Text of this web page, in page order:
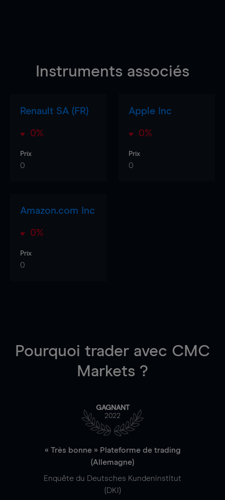
Instruments associés
Renault SA (FR)
0%
Prix
0
Apple Inc
0%
Prix
0
Amazon.com Inc
0%
Prix
0
Pourquoi trader avec CMC
Markets ?
GAGNANT
2022
« Très bonne » Plateforme de trading
(Allemagne)
Enquête du Deutsches Kundeninstitut
(DKI)